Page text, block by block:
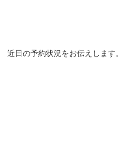
近日の予約状況をお伝えします。